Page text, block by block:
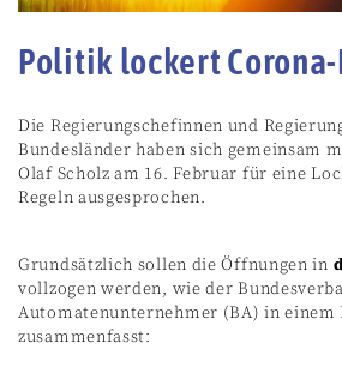
Politik lockert
Die Regierungschefinnen und
Bundesländer haben sich gemeinsam
Olaf Scholz am 16. Februar für eine
Regeln ausgesprochen.
Grundsätzlich sollen die Öffnungen in
vollzogen werden, wie der
Automatenunternehmer (BA) in einem
zusammenfasst: